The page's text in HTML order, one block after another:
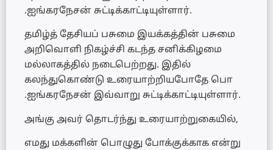
.ஐங்கரநேசன் சுட்டிக்காட்டியுள்ளார்.
தமிழ்த் தேசியப் பசுமை இயக்கத்தின் பசுமை
அறிவொளி நிகழ்ச்சி கடந்த சனிக்கிழமை
மல்லாகத்தில் நடைபெற்றது. இதில்
கலந்துகொண்டு உரையாற்றியபோதே பொ
.ஐங்கரநேசன் இவ்வாறு சுட்டிக்காட்டியுள்ளார்.
அங்கு அவர் தொடர்ந்து உரையாற்றுகையில்,
எமது மக்களின் பொழுது போக்குக்காக என்று